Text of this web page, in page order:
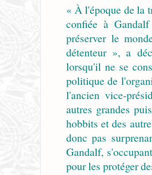
« À l'époque de
confiée à
préserver le
détenteur », a
lorsqu'il ne se
politique de
l'ancien vice-
autres grandes
hobbits et des
donc pas
Gandalf,
pour les protéger